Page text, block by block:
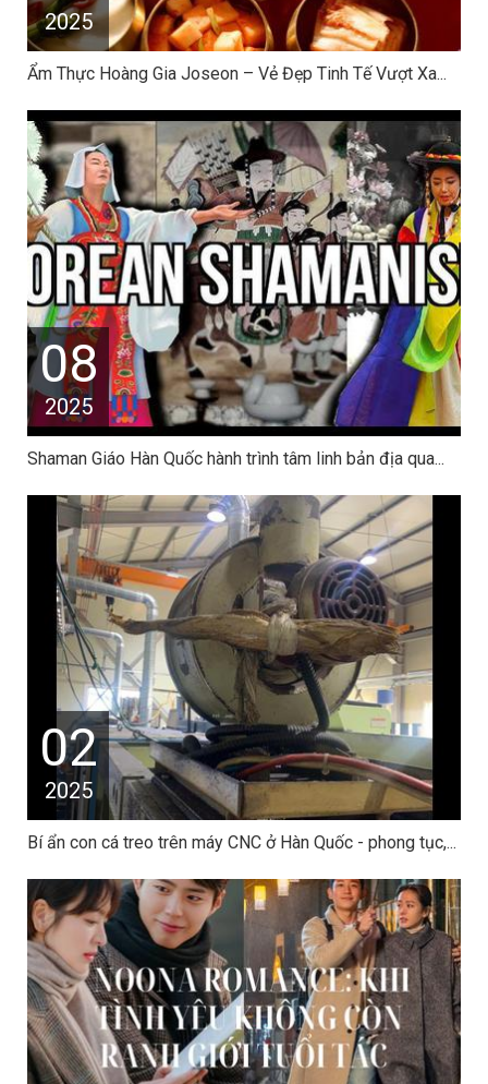
2025
Ẩm Thực Hoàng Gia Joseon – Vẻ Đẹp Tinh Tế Vượt Xa...
08
2025
Shaman Giáo Hàn Quốc hành trình tâm linh bản địa qua...
02
2025
Bí ẩn con cá treo trên máy CNC ở Hàn Quốc - phong tục,...